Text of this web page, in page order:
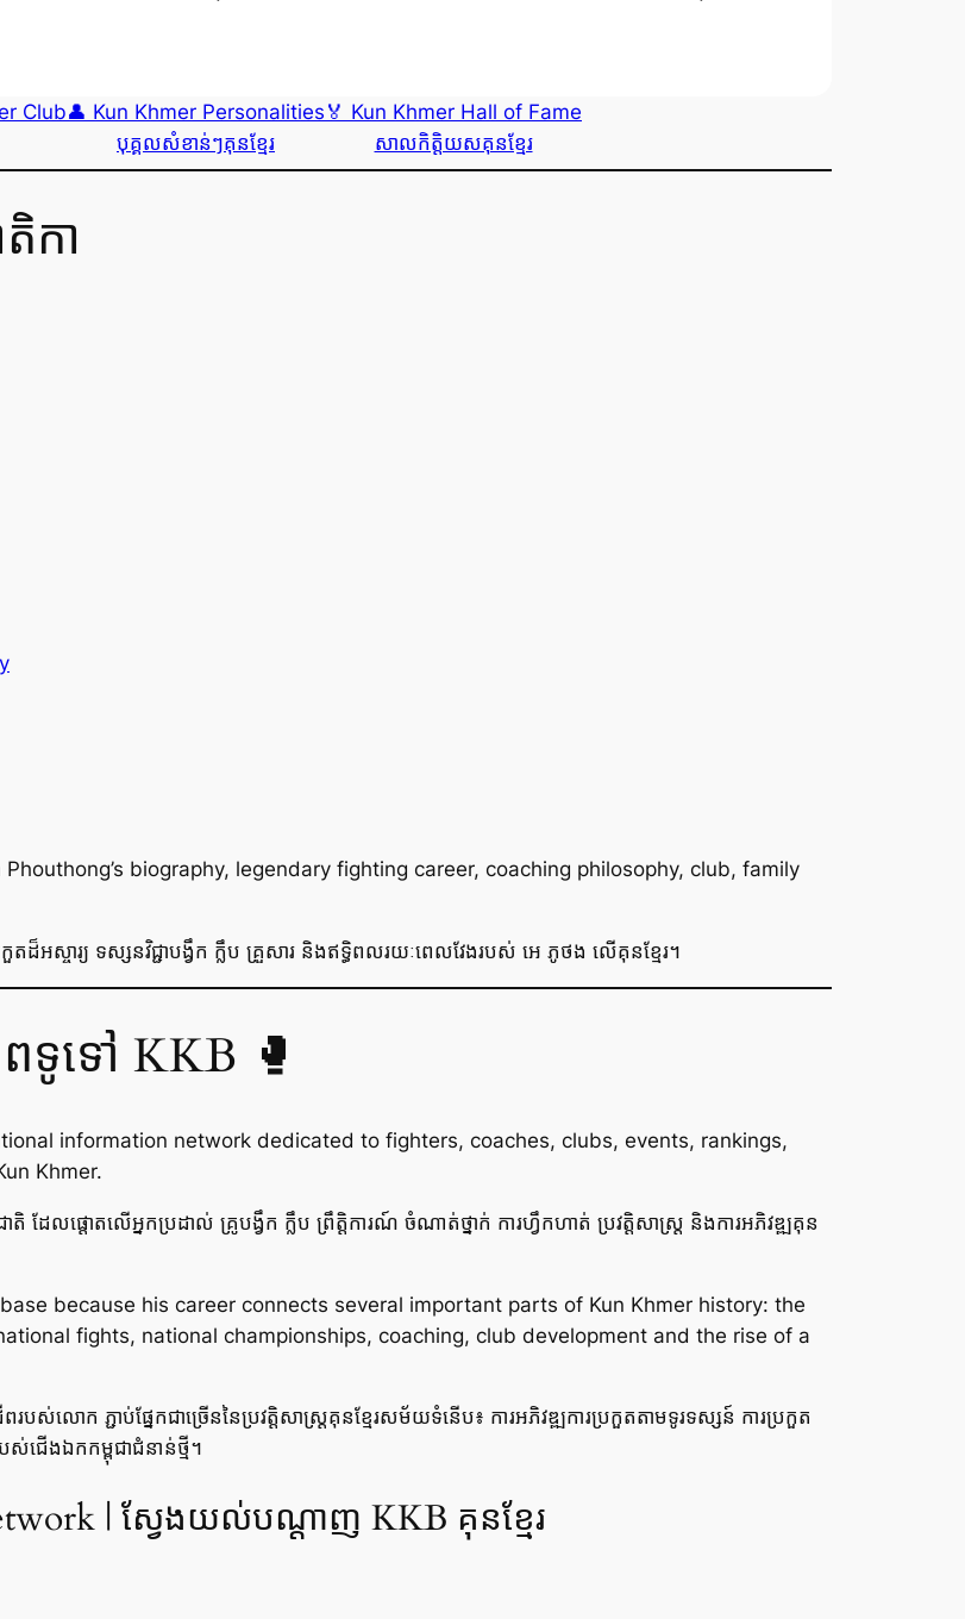
Club👤 Kun Khmer Personalities
បុគ្គលសំខាន់ៗគុនខ្មែរ
🏅 Kun Khmer Hall of Fame
សាលកិត្តិយសគុនខ្មែរ
កា
biography, legendary fighting career, coaching philosophy, club, family
អស្ចារ្យ ទស្សនវិជ្ជាបង្វឹក ក្លឹប គ្រួសារ និងឥទ្ធិពលរយៈពេលវែងរបស់ អេ ភូថង លើគុនខ្មែរ។
ទូទៅ KKB 🥊
information network dedicated to fighters, coaches, clubs, events, rankings,
Khmer.
តិ ដែលផ្តោតលើអ្នកប្រដាល់ គ្រូបង្វឹក ក្លឹប ព្រឹត្តិការណ៍ ចំណាត់ថ្នាក់ ការហ្វឹកហាត់ ប្រវត្តិសាស្ត្រ និងការអភិវឌ្ឍគុន
because his career connects several important parts of Kun Khmer history: the
fights, national championships, coaching, club development and the rise of a
លោក ភ្ជាប់ផ្នែកជាច្រើននៃប្រវត្តិសាស្ត្រគុនខ្មែរសម័យទំនើប៖ ការអភិវឌ្ឍការប្រកួតតាមទូរទស្សន៍ ការប្រកួត
បស់ជើងឯកកម្ពុជាជំនាន់ថ្មី។
| ស្វែងយល់បណ្តាញ KKB គុនខ្មែរ